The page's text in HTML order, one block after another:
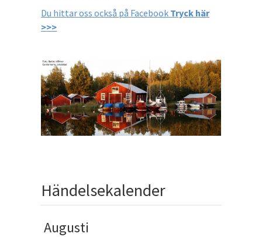
Du hittar oss också på Facebook Tryck här
>>>
Händelsekalender
Augusti